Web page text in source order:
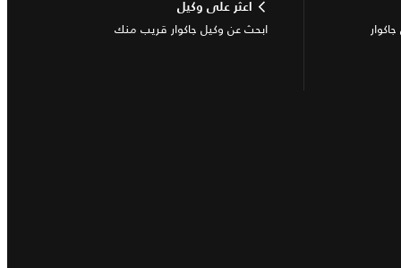
اعثر على وكيل
ابحث عن وكيل جاكوار قريب منك